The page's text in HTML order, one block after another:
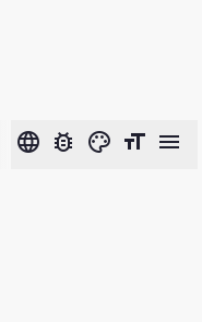
language bug_report color_lens format_size menu